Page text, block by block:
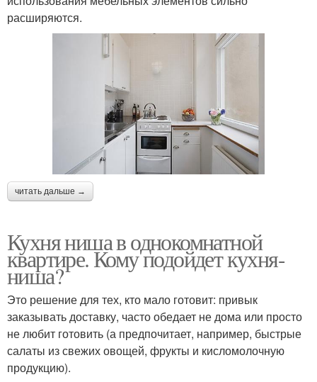
расширяются.
читать дальше →
Кухня ниша в однокомнатной
квартире. Кому подойдет кухня-
ниша?
Это решение для тех, кто мало готовит: привык
заказывать доставку, часто обедает не дома или просто
не любит готовить (а предпочитает, например, быстрые
салаты из свежих овощей, фрукты и кисломолочную
продукцию).